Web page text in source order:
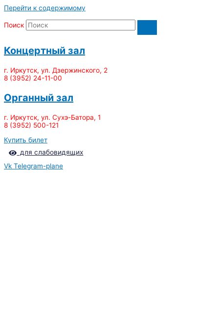
Перейти к содержимому
Поиск
Концертный зал
г. Иркутск, ул. Дзержинского, 2
8 (3952) 24-11-00
Органный зал
г. Иркутск, ул. Сухэ-Батора, 1
8 (3952) 500-121
Купить билет
для слабовидящих
Vk Telegram-plane